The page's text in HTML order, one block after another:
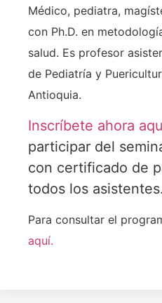
Médico, pediatra,
con Ph.D. en
salud. Es profesor
de Pediatría y
Antioquia.
Inscríbete ahora
participar del
con certificado de
todos los asistentes.
Para consultar el
aquí.